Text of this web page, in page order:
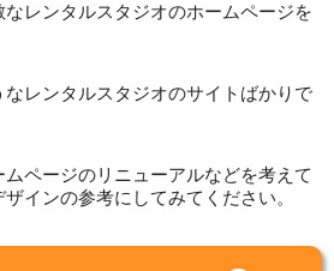
レンタルスタジオのホームページを
レンタルスタジオのサイトばかりで
ページのリニューアルなどを考えて
インの参考にしてみてください。